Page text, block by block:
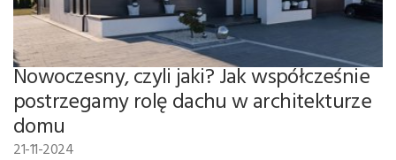
Nowoczesny, czyli jaki? Jak współcześnie
postrzegamy rolę dachu w architekturze
domu
21-11-2024